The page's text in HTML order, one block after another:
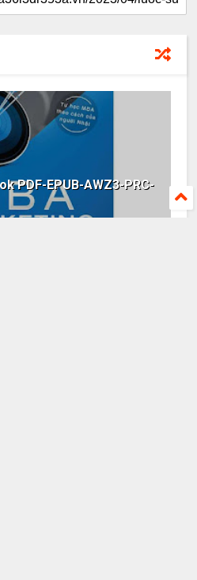
PDF-EPUB-AWZ3-PRC-